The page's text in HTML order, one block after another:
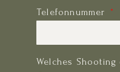
Telefonnummer
Welches